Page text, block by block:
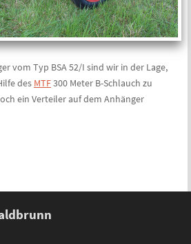
vom Typ BSA 52/I sind wir in der Lage,
des MTF300 Meter B-Schlauch zu
ein Verteiler auf dem Anhänger